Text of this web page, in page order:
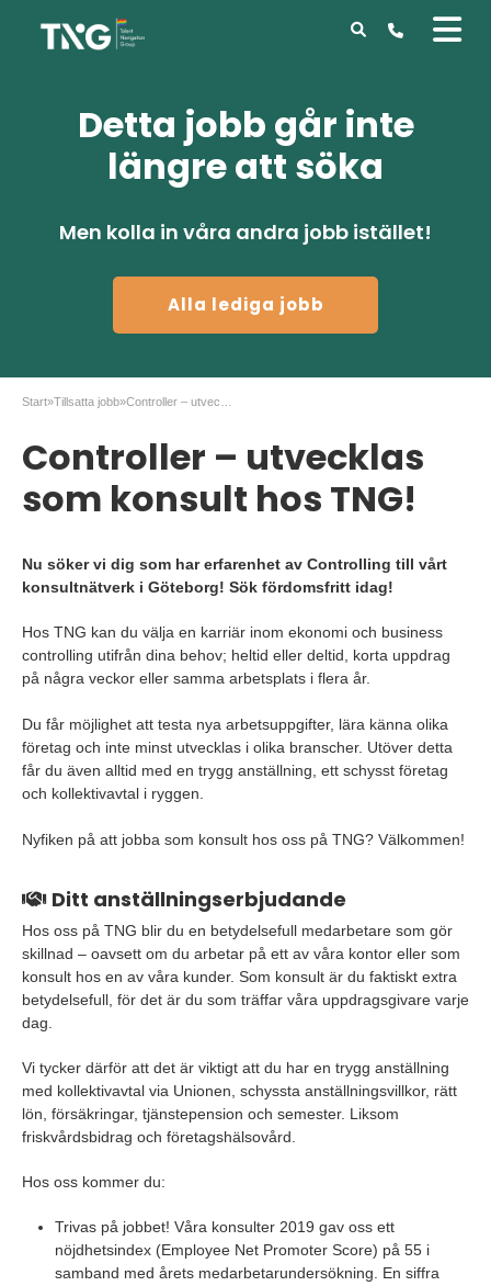
Detta jobb går inte
längre att söka
Men kolla in våra andra jobb istället!
Alla lediga jobb
Start»Tillsatta jobb»
Controller – utvecklas
som konsult hos TNG!
Nu söker vi dig som har erfarenhet av Controlling till vårt
konsultnätverk i Göteborg! Sök fördomsfritt idag!
Hos TNG kan du välja en karriär inom ekonomi och business
controlling utifrån dina behov; heltid eller deltid, korta uppdrag
på några veckor eller samma arbetsplats i flera år.
Du får möjlighet att testa nya arbetsuppgifter, lära känna olika
företag och inte minst utvecklas i olika branscher. Utöver detta
får du även alltid med en trygg anställning, ett schysst företag
och kollektivavtal i ryggen.
Nyfiken på att jobba som konsult hos oss på TNG? Välkommen!
Ditt anställningserbjudande
Hos oss på TNG blir du en betydelsefull medarbetare som gör
skillnad – oavsett om du arbetar på ett av våra kontor eller som
konsult hos en av våra kunder. Som konsult är du faktiskt extra
betydelsefull, för det är du som träffar våra uppdragsgivare varje
dag.
Vi tycker därför att det är viktigt att du har en trygg anställning
med kollektivavtal via Unionen, schyssta anställningsvillkor, rätt
lön, försäkringar, tjänstepension och semester. Liksom
friskvårdsbidrag och företagshälsovård.
Hos oss kommer du:
Trivas på jobbet! Våra konsulter 2019 gav oss ett
nöjdhetsindex (Employee Net Promoter Score) på 55 i
samband med årets medarbetarundersökning. En siffra